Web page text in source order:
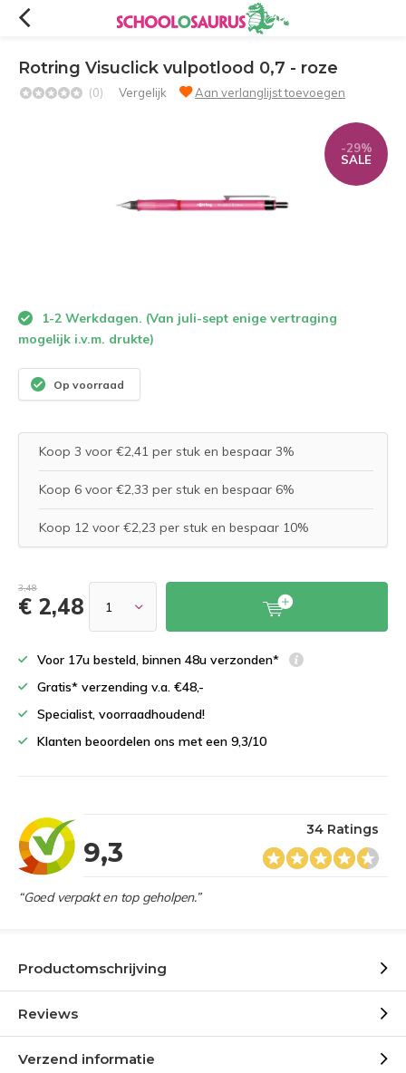
Rotring Visuclick vulpotlood 0,7 - roze
(0) Vergelijk Aan verlanglijst toevoegen
-29%
SALE
1-2 Werkdagen. (Van juli-sept enige vertraging
mogelijk i.v.m. drukte)
Op voorraad
Koop 3 voor €2,41 per stuk en bespaar 3%
Koop 6 voor €2,33 per stuk en bespaar 6%
Koop 12 voor €2,23 per stuk en bespaar 10%
3,48
€ 2,48
Voor 17u besteld, binnen 48u verzonden*
Gratis* verzending v.a. €48,-
Specialist, voorraadhoudend!
Klanten beoordelen ons met een 9,3/10
9,3
34 Ratings
“Goed verpakt en top geholpen.”
Productomschrijving
Reviews
Verzend informatie